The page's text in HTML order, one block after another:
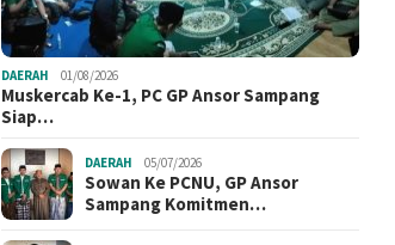
DAERAH 01/08/2026
Muskercab Ke-1, PC GP Ansor Sampang
Siap…
DAERAH 05/07/2026
Sowan Ke PCNU, GP Ansor
Sampang Komitmen…